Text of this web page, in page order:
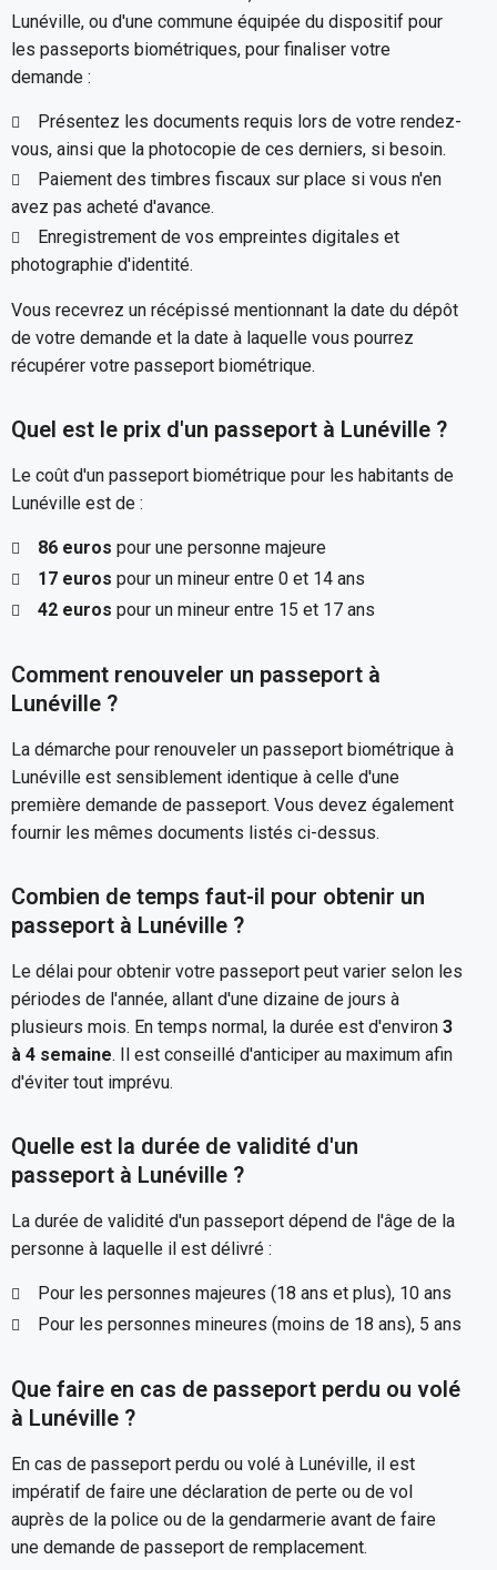
Lunéville, ou d'une commune équipée du dispositif pour
les passeports biométriques, pour finaliser votre
demande :
Présentez les documents requis lors de votre rendez-
vous, ainsi que la photocopie de ces derniers, si besoin.
Paiement des timbres fiscaux sur place si vous n'en
avez pas acheté d'avance.
Enregistrement de vos empreintes digitales et
photographie d'identité.
Vous recevrez un récépissé mentionnant la date du dépôt
de votre demande et la date à laquelle vous pourrez
récupérer votre passeport biométrique.
Quel est le prix d'un passeport à Lunéville ?
Le coût d'un passeport biométrique pour les habitants de
Lunéville est de :
86 euros pour une personne majeure
17 euros pour un mineur entre 0 et 14 ans
42 euros pour un mineur entre 15 et 17 ans
Comment renouveler un passeport à
Lunéville ?
La démarche pour renouveler un passeport biométrique à
Lunéville est sensiblement identique à celle d'une
première demande de passeport. Vous devez également
fournir les mêmes documents listés ci-dessus.
Combien de temps faut-il pour obtenir un
passeport à Lunéville ?
Le délai pour obtenir votre passeport peut varier selon les
périodes de l'année, allant d'une dizaine de jours à
plusieurs mois. En temps normal, la durée est d'environ 3
à 4 semaine. Il est conseillé d'anticiper au maximum afin
d'éviter tout imprévu.
Quelle est la durée de validité d'un
passeport à Lunéville ?
La durée de validité d'un passeport dépend de l'âge de la
personne à laquelle il est délivré :
Pour les personnes majeures (18 ans et plus), 10 ans
Pour les personnes mineures (moins de 18 ans), 5 ans
Que faire en cas de passeport perdu ou volé
à Lunéville ?
En cas de passeport perdu ou volé à Lunéville, il est
impératif de faire une déclaration de perte ou de vol
auprès de la police ou de la gendarmerie avant de faire
une demande de passeport de remplacement.